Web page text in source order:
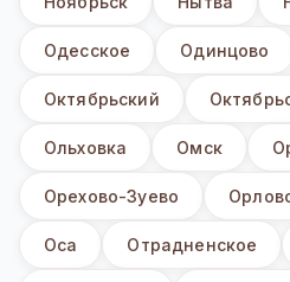
Одесское Одинцово
Октябрьский
Ольховка Омск
Орехово-Зуево
Оса Отрадненское